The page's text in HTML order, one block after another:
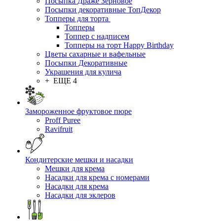
Посыпки декоративные ТопДекор
Топперы для торта
Топперы
Топпер с надписем
Топперы на торт Happy Birthday
Цветы сахарные и вафельные
Посыпки Декоративные
Украшения для кулича
+ ЕЩЕ 4
Замороженное фруктовое пюре
Proff Puree
Ravifruit
Кондитерские мешки и насадки
Мешки для крема
Насадки для крема с номерами
Насадки для крема
Насадки для эклеров